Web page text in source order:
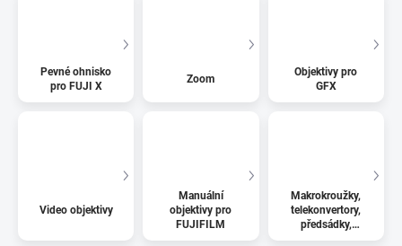
Pevné ohnisko
pro FUJI X
Zoom
Objektivy pro
GFX
Video objektivy
Manuální
objektivy pro
FUJIFILM
Makrokroužky,
telekonvertory,
předsádky,
adaptéry,